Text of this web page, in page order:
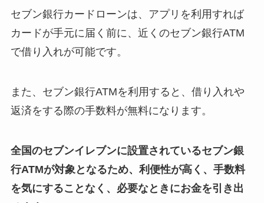
セブン銀行カードローンは、アプリを利用すれば
カードが手元に届く前に、近くのセブン銀行ATM
で借り入れが可能です。
また、セブン銀行ATMを利用すると、借り入れや
返済をする際の手数料が無料になります。
全国のセブンイレブンに設置されているセブン銀
行ATMが対象となるため、利便性が高く、手数料
を気にすることなく、必要なときにお金を引き出